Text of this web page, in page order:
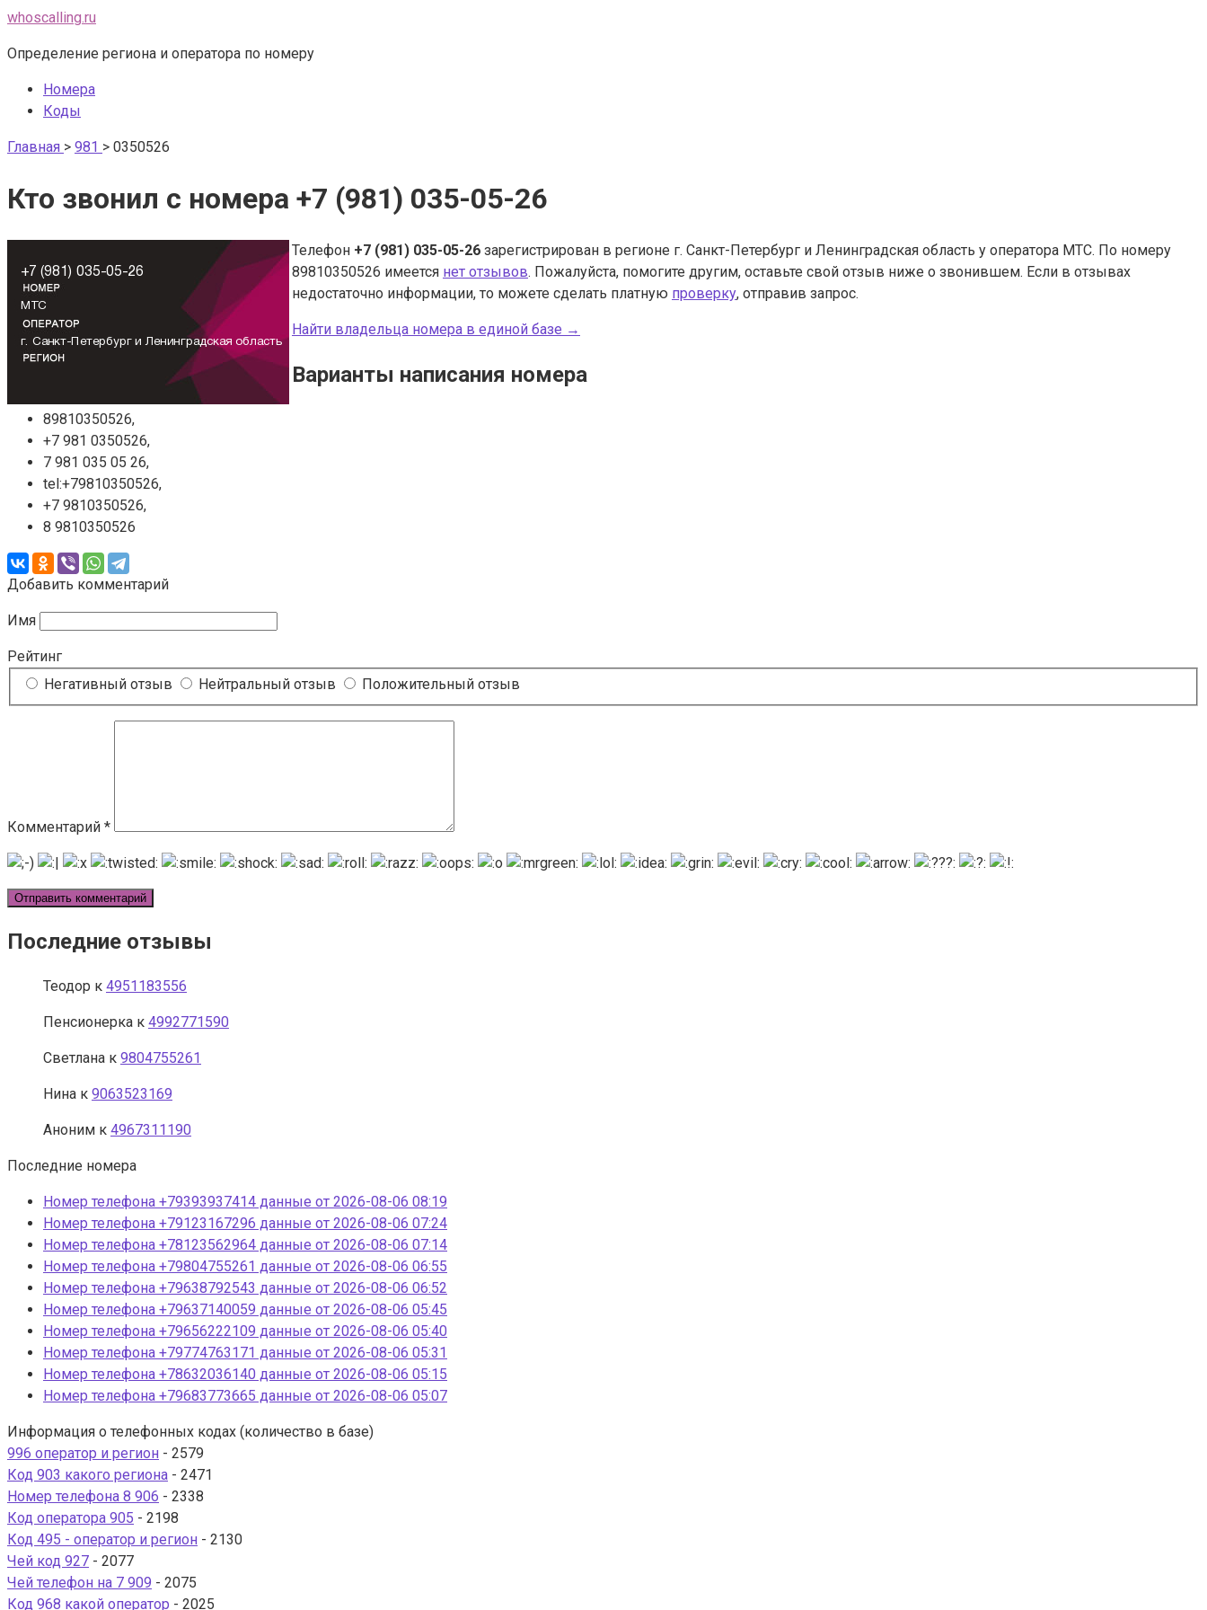
Перейти
контенту
whoscalling.ru
Определение региона и оператора по номеру
Номера
Коды
Главная > 981 > 0350526
Кто звонил с номера +7 (981) 035-05-26
Телефон +7 (981) 035-05-26 зарегистрирован в регионе г. Санкт-Петербург и Ленинградская область у оператора МТС. По номеру
89810350526 имеется нет отзывов. Пожалуйста, помогите другим, оставьте свой отзыв ниже о звонившем. Если в отзывах
недостаточно информации, то можете сделать платную проверку, отправив запрос.
Найти владельца номера в единой базе →
Варианты написания номера
89810350526,
+7 981 0350526,
7 981 035 05 26,
tel:+79810350526,
+7 9810350526,
8 9810350526
Добавить комментарий
Имя
Рейтинг
Негативный отзыв
Нейтральный отзыв Положительный отзыв
Комментарий *
Последние отзывы
Теодор к 4951183556
Пенсионерка к 4992771590
Светлана к 9804755261
Нина к 9063523169
Аноним к 4967311190
Последние номера
Номер телефона +79393937414 данные от 2026-08-06 08:19
Номер телефона +79123167296 данные от 2026-08-06 07:24
Номер телефона +78123562964 данные от 2026-08-06 07:14
Номер телефона +79804755261 данные от 2026-08-06 06:55
Номер телефона +79638792543 данные от 2026-08-06 06:52
Номер телефона +79637140059 данные от 2026-08-06 05:45
Номер телефона +79656222109 данные от 2026-08-06 05:40
Номер телефона +79774763171 данные от 2026-08-06 05:31
Номер телефона +78632036140 данные от 2026-08-06 05:15
Номер телефона +79683773665 данные от 2026-08-06 05:07
Информация о телефонных кодах (количество в базе)
996 оператор и регион - 2579
Код 903 какого региона - 2471
Номер телефона 8 906 - 2338
Код оператора 905 - 2198
Код 495 - оператор и регион - 2130
Чей код 927 - 2077
Чей телефон на 7 909 - 2075
Код 968 какой оператор - 2025